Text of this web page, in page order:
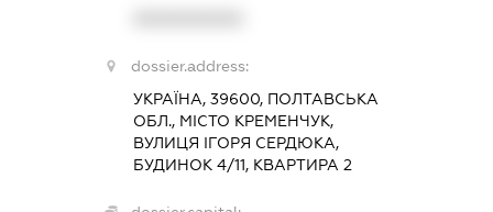
dossier.address:
УКРАЇНА, 39600, ПОЛТАВСЬКА
ОБЛ., МІСТО КРЕМЕНЧУК,
ВУЛИЦЯ ІГОРЯ СЕРДЮКА,
БУДИНОК 4/11, КВАРТИРА 2